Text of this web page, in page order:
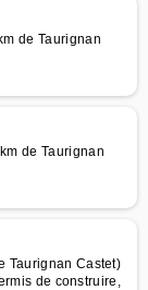
de Taurignan
de Taurignan
Taurignan Castet)
de construire,